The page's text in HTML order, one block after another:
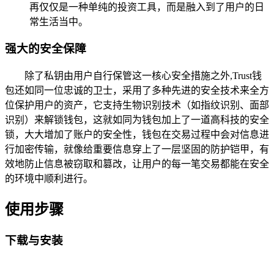
再仅仅是一种单纯的投资工具，而是融入到了用户的日
常生活当中。
强大的安全保障
除了私钥由用户自行保管这一核心安全措施之外,Trust钱
包还如同一位忠诚的卫士，采用了多种先进的安全技术来全方
位保护用户的资产，它支持生物识别技术（如指纹识别、面部
识别）来解锁钱包，这就如同为钱包加上了一道高科技的安全
锁，大大增加了账户的安全性，钱包在交易过程中会对信息进
行加密传输，就像给重要信息穿上了一层坚固的防护铠甲，有
效地防止信息被窃取和篡改，让用户的每一笔交易都能在安全
的环境中顺利进行。
使用步骤
下载与安装